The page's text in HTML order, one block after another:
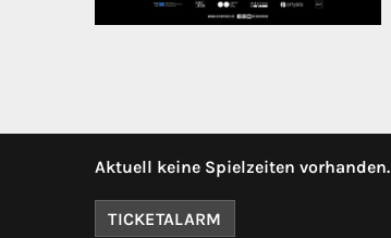
Aktuell keine Spielzeiten
TICKETALARM